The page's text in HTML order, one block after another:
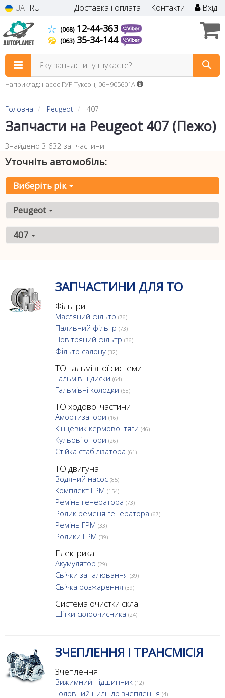
UA RU Доставка і оплата Контакти Вхід
(068)12-44-363
(063)35-34-144
Яку запчастину шукаєте?
Наприклад: насос ГУР Туксон, 06H905601A
Головна Peugeot 407
Запчасти на Peugeot 407 (Пежо)
Знайдено 3 632 запчастини
Уточніть автомобіль:
Виберіть рік
Peugeot
407
ЗАПЧАСТИНИ ДЛЯ ТО
Фільтри
Масляний фільтр (76)
Паливний фільтр (73)
Повітряний фільтр (36)
Фільтр салону (32)
ТО гальмівної системи
Гальмівні диски (64)
Гальмівні колодки (68)
ТО ходової частини
Амортизатори (16)
Кінцевик кермової тяги (46)
Кульові опори (26)
Стійка стабілізатора (61)
ТО двигуна
Водяний насос (85)
Комплект ГРМ (154)
Ремінь генератора (73)
Ролик ременя генератора (67)
Ремінь ГРМ (33)
Ролики ГРМ (39)
Електрика
Акумулятор (29)
Свічки запалювання (39)
Свічка розжарення (39)
Система очистки скла
Щітки склоочисника (24)
ЗЧЕПЛЕННЯ І ТРАНСМІСІЯ
Зчеплення
Вижимний підшипник (12)
Головний циліндр зчеплення (4)